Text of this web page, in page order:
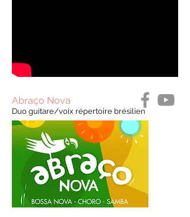
Abraço Nova
Duo guitare/voix répertoire brésilien